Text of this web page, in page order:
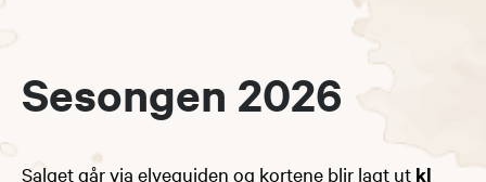
Sesongen 2026
Salget går via elveguiden og kortene blir lagt ut kl